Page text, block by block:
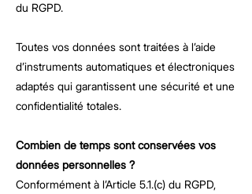
du RGPD.
Toutes vos données sont traitées à l’aide
d’instruments automatiques et électroniques
adaptés qui garantissent une sécurité et une
confidentialité totales.
Combien de temps sont conservées vos
données personnelles ?
Conformément à l’Article 5.1.(c) du RGPD,